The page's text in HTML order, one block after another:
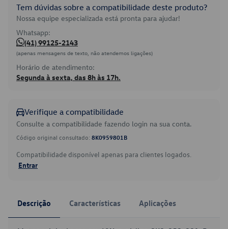
Tem dúvidas sobre a compatibilidade deste produto?
Nossa equipe especializada está pronta para ajudar!
Whatsapp:
(41) 99125-2143
(apenas mensagens de texto, não atendemos ligações)
Horário de atendimento:
Segunda à sexta, das 8h às 17h.
Verifique a compatibilidade
Consulte a compatibilidade fazendo login na sua conta.
Código original consultado: 8K0959801B
Compatibilidade disponível apenas para clientes logados.
Entrar
Descrição Características Aplicações